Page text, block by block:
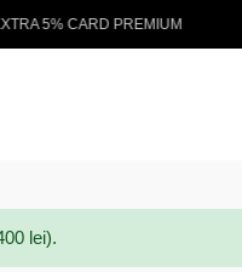
NOUTATI IN STOC 💖
lei).